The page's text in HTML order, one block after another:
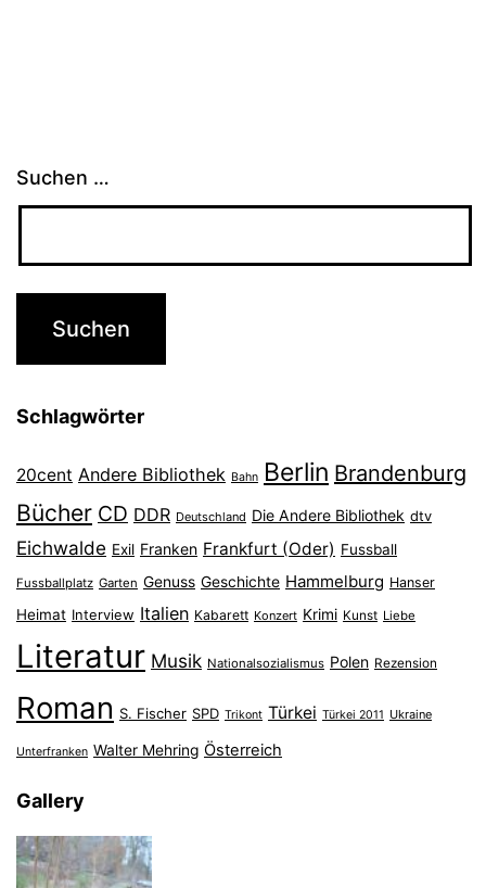
Suchen …
Schlagwörter
20cent Andere Bibliothek Bahn Berlin Brandenburg
Bücher CD DDR Deutschland Die Andere Bibliothek dtv
Eichwalde Exil Franken Frankfurt (Oder) Fussball
Fussballplatz Garten Genuss Geschichte Hammelburg Hanser
Heimat Interview Italien Kabarett Konzert Krimi Kunst Liebe
Literatur Musik Nationalsozialismus Polen Rezension
Roman S. Fischer SPD Trikont Türkei Türkei 2011 Ukraine
Unterfranken Walter Mehring Österreich
Gallery